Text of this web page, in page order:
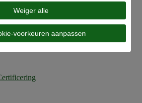
Weiger alle
voorkeuren aanpassen